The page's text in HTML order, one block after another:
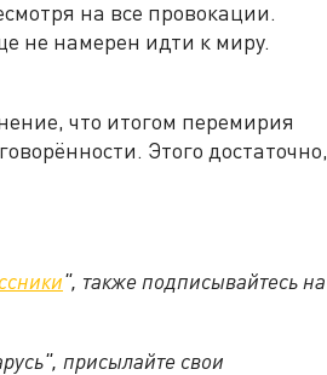
на все провокации.
не намерен идти к миру.
что итогом перемирия
Этого достаточно,
", также подписывайтесь на
присылайте свои